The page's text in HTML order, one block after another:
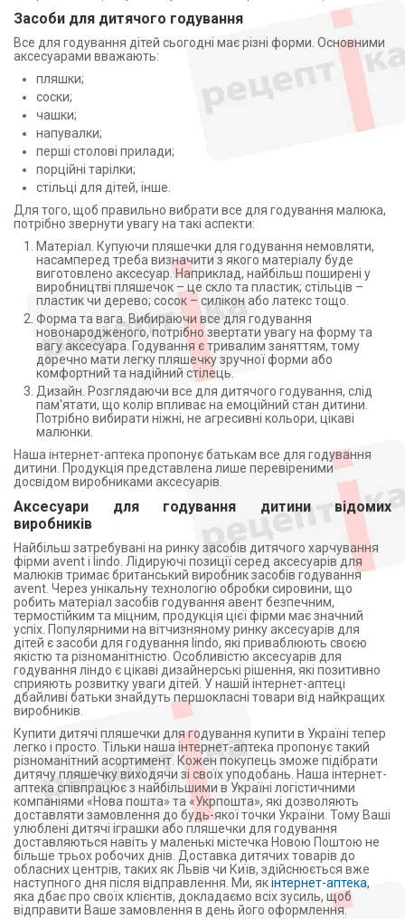
Засоби для дитячого годування
Все для годування дітей сьогодні має різні форми. Основними
аксесуарами вважають:
пляшки;
соски;
чашки;
напувалки;
перші столові прилади;
порційні тарілки;
стільці для дітей, інше.
Для того, щоб правильно вибрати все для годування малюка,
потрібно звернути увагу на такі аспекти:
Матеріал. Купуючи пляшечки для годування немовляти,
насамперед треба визначити з якого матеріалу буде
виготовлено аксесуар. Наприклад, найбільш поширені у
виробництві пляшечок – це скло та пластик; стільців –
пластик чи дерево; сосок – силікон або латекс тощо.
Форма та вага. Вибираючи все для годування
новонародженого, потрібно звертати увагу на форму та
вагу аксесуара. Годування є тривалим заняттям, тому
доречно мати легку пляшечку зручної форми або
комфортний та надійний стілець.
Дизайн. Розглядаючи все для дитячого годування, слід
пам'ятати, що колір впливає на емоційний стан дитини.
Потрібно вибирати ніжні, не агресивні кольори, цікаві
малюнки.
Наша інтернет-аптека пропонує батькам все для годування
дитини. Продукція представлена лише перевіреними
досвідом виробниками аксесуарів.
Аксесуари для годування дитини відомих
виробників
Найбільш затребувані на ринку засобів дитячого харчування
фірми avent і lindo. Лідируючі позиції серед аксесуарів для
малюків тримає британський виробник засобів годування
avent. Через унікальну технологію обробки сировини, що
робить матеріал засобів годування авент безпечним,
термостійким та міцним, продукція цієї фірми має значний
успіх. Популярними на вітчизняному ринку аксесуарів для
дітей є засоби для годування lindo, які приваблюють своєю
якістю та різноманітністю. Особливістю аксесуарів для
годування ліндо є цікаві дизайнерські рішення, які позитивно
сприяють розвитку уваги дітей. У нашій інтернет-аптеці
дбайливі батьки знайдуть першокласні товари від найкращих
виробників.
Купити дитячі пляшечки для годування купити в Україні тепер
легко і просто. Тільки наша інтернет-аптека пропонує такий
різноманітний асортимент. Кожен покупець зможе підібрати
дитячу пляшечку виходячи зі своїх уподобань. Наша інтернет-
аптека співпрацює з найбільшими в Україні логістичними
компаніями «Нова пошта» та «Укрпошта», які дозволяють
доставляти замовлення до будь-якої точки України. Тому Ваші
улюблені дитячі іграшки або пляшечки для годування
доставляються навіть у маленькі містечка Новою Поштою не
більше трьох робочих днів. Доставка дитячих товарів до
обласних центрів, таких як Львів чи Київ, здійснюється вже
наступного дня після відправлення. Ми, якінтернет-аптека,
яка дбає про своїх клієнтів, докладаємо всіх зусиль, щоб
відправити Ваше замовлення в день його оформлення.